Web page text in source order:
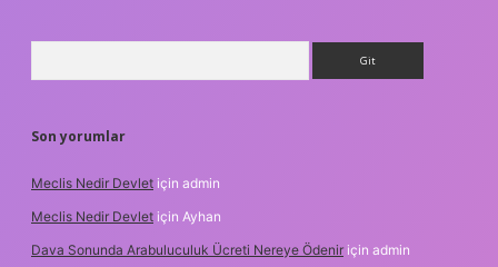
Son yorumlar
Meclis Nedir Devlet için admin
Meclis Nedir Devlet için Ayhan
Dava Sonunda Arabuluculuk Ücreti Nereye Ödenir için admin